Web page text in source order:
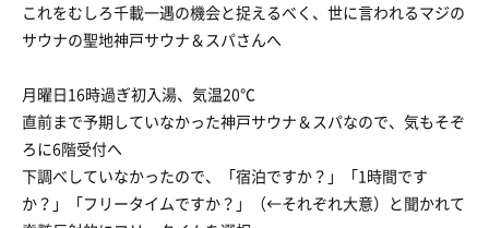
これをむしろ千載一遇の機会と捉えるべく、世に言われるマジの
サウナの聖地神戸サウナ＆スパさんへ
月曜日16時過ぎ初入湯、気温20℃
直前まで予期していなかった神戸サウナ＆スパなので、気もそぞ
ろに6階受付へ
下調べしていなかったので、「宿泊ですか？」「1時間です
か？」「フリータイムですか？」（←それぞれ大意）と聞かれて